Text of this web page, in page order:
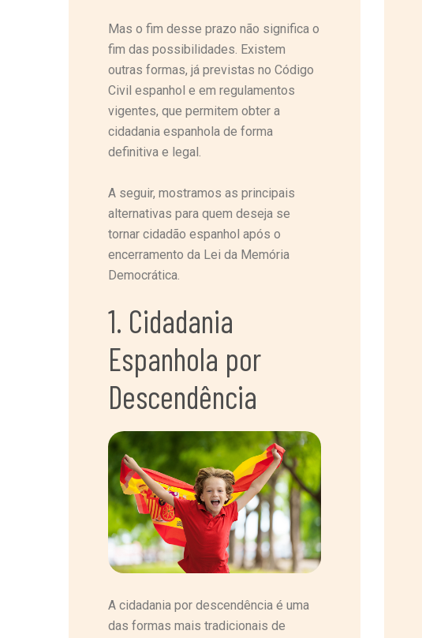
Mas o fim desse prazo não significa o
fim das possibilidades. Existem
outras formas, já previstas no Código
Civil espanhol e em regulamentos
vigentes, que permitem obter a
cidadania espanhola de forma
definitiva e legal.
A seguir, mostramos as principais
alternativas para quem deseja se
tornar cidadão espanhol após o
encerramento da Lei da Memória
Democrática.
1. Cidadania
Espanhola por
Descendência
A cidadania por descendência é uma
das formas mais tradicionais de